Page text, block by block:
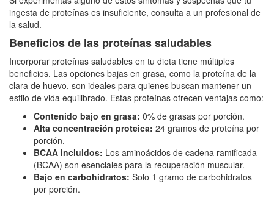
ingesta de proteínas es insuficiente, consulta a un profesional de
la salud.
Beneficios de las proteínas saludables
Incorporar proteínas saludables en tu dieta tiene múltiples
beneficios. Las opciones bajas en grasa, como la proteína de la
clara de huevo, son ideales para quienes buscan mantener un
estilo de vida equilibrado. Estas proteínas ofrecen ventajas como:
Contenido bajo en grasa: 0% de grasas por porción.
Alta concentración proteica: 24 gramos de proteína por
porción.
BCAA incluidos: Los aminoácidos de cadena ramificada
(BCAA) son esenciales para la recuperación muscular.
Bajo en carbohidratos: Solo 1 gramo de carbohidratos
por porción.